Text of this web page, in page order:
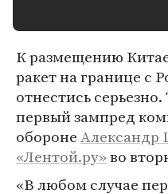
К размещению
ракет на границе с
отнестись
первый зампред
оборонеАлександр
«Лентой.ру»во
«В любом случае